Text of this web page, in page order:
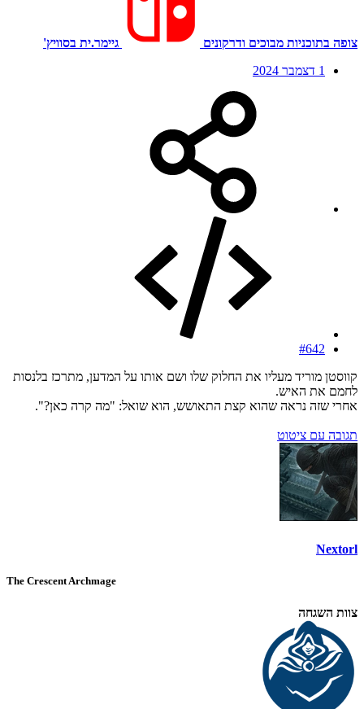
צופה בתוכניות מבוכים ודרקונים
גיימר.ית בסוויץ'
1 דצמבר 2024
#642
קווסטן מוריד מעליו את החלוק שלו ושם אותו על המדען, מתרכז בלנסות
לחמם את האיש.
אחרי שזה נראה שהוא קצת התאושש, הוא שואל: "מה קרה כאן?".
תגובה עם ציטוט
Nextorl
The Crescent Archmage
צוות השגחה